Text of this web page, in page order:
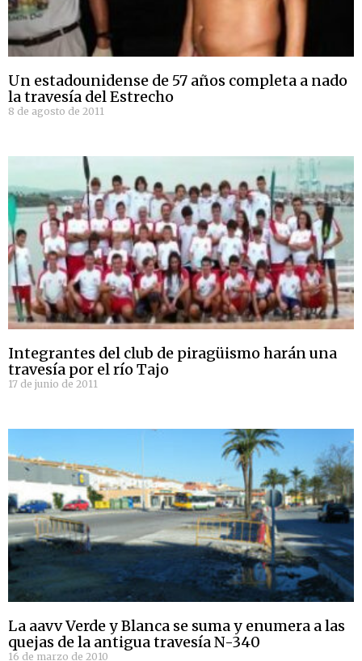
Un estadounidense de 57 años completa a nado
la travesía del Estrecho
8 de agosto de 2011
Integrantes del club de piragüismo harán una
travesía por el río Tajo
17 de junio de 2011
La aavv Verde y Blanca se suma y enumera a las
quejas de la antigua travesía N-340
16 de marzo de 2010